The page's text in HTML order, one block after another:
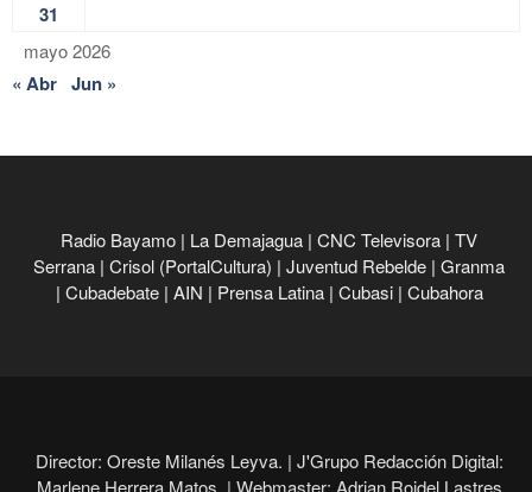
mayo 2026
31
« Abr Jun »
Radio Bayamo | La Demajagua | CNC Televisora | TV
Serrana | Crisol (PortalCultura) | Juventud Rebelde | Granma
| Cubadebate | AIN | Prensa Latina | Cubasi | Cubahora
Director: Oreste Milanés Leyva. | J'Grupo Redacción Digital:
Marlene Herrera Matos. | Webmaster: Adrian Roidel Lastres